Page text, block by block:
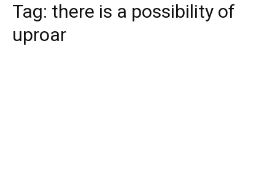
Tag: there is a possibility of
uproar